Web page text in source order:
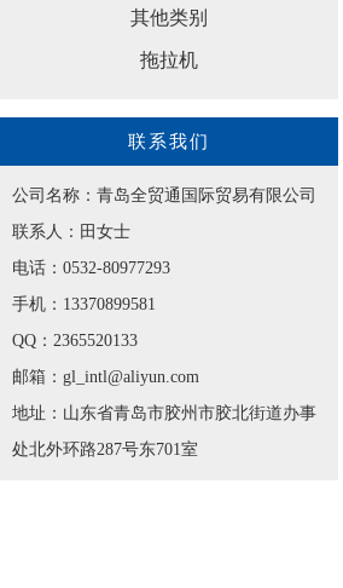
其他类别
拖拉机
联系我们
公司名称：青岛全贸通国际贸易有限公司
联系人：田女士
电话：0532-80977293
手机：13370899581
QQ：2365520133
邮箱：gl_intl@aliyun.com
地址：山东省青岛市胶州市胶北街道办事
处北外环路287号东701室